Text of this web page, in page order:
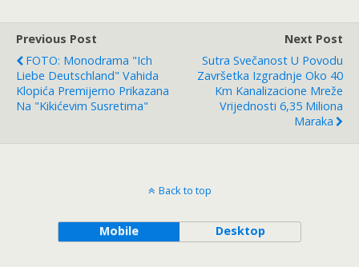
Previous Post
FOTO: Monodrama "Ich
Liebe Deutschland" Vahida
Klopića Premijerno Prikazana
Na "Kikićevim Susretima"
Next Post
Sutra Svečanost U Povodu
Završetka Izgradnje Oko 40
Km Kanalizacione Mreže
Vrijednosti 6,35 Miliona
Maraka
Back to top
Mobile Desktop